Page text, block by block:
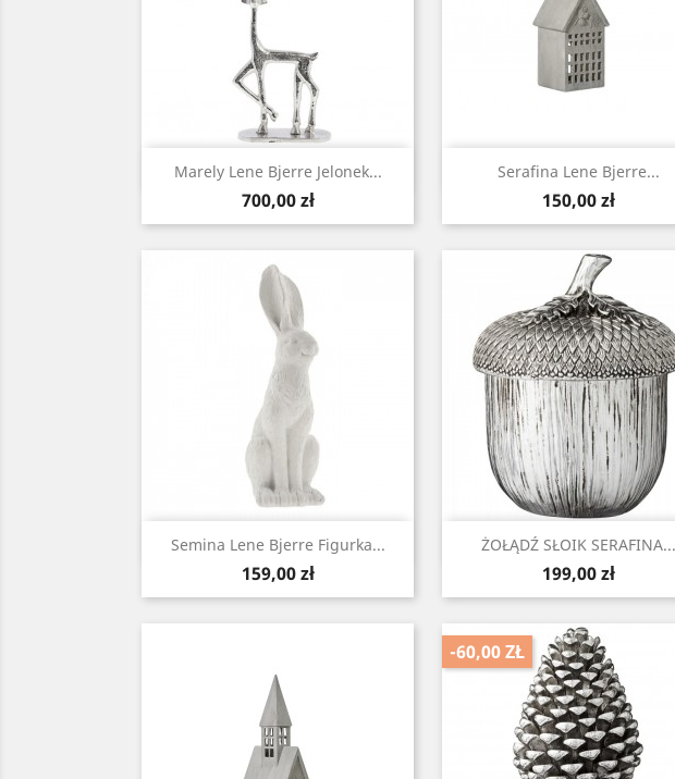
Marely Lene Bjerre Jelonek...
Cena
700,00 zł
 Szybki podgląd Serafina Lene Bjerre...
Cena
150,00 zł
Szybki podgląd
Semina Lene Bjerre Figurka...
Cena
159,00 zł
 Szybki podgląd ŻOŁĄDŹ SŁOIK SERAFINA...
Cena
199,00 zł
Szybki podgląd
-60,00 ZŁ